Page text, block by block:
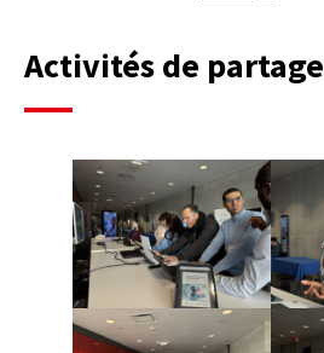
Activités de partage